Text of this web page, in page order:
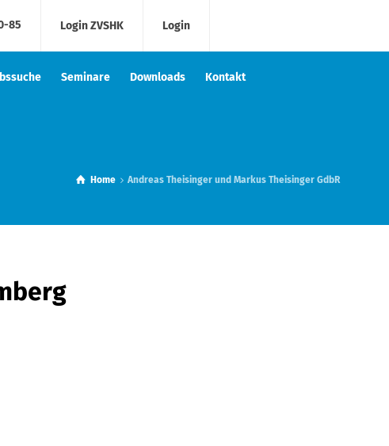
85 Login ZVSHK Login
Seminare Downloads Kontakt
Home Andreas Theisinger und Markus Theisinger GdbR